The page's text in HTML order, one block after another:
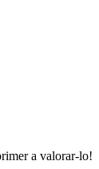
a valorar-lo!